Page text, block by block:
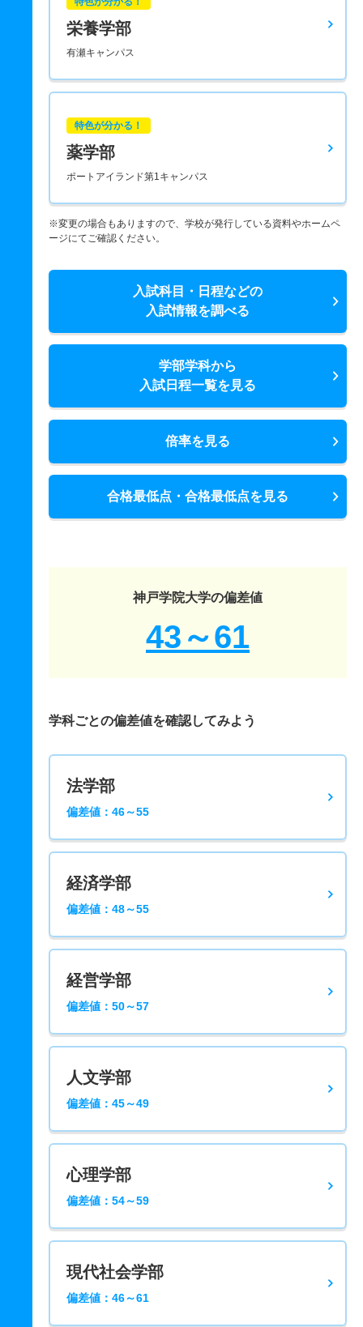
栄養学部
有瀬キャンパス
特色が分かる！
薬学部
ポートアイランド第1キャンパス
※変更の場合もありますので、学校が発行している資料やホームペ
ージにてご確認ください。
入試科目・日程などの
入試情報を調べる
学部学科から
入試日程一覧を見る
倍率を見る
合格最低点・合格最低点を見る
神戸学院大学の偏差値
43～61
学科ごとの偏差値を確認してみよう
法学部
偏差値：46～55
経済学部
偏差値：48～55
経営学部
偏差値：50～57
人文学部
偏差値：45～49
心理学部
偏差値：54～59
現代社会学部
偏差値：46～61